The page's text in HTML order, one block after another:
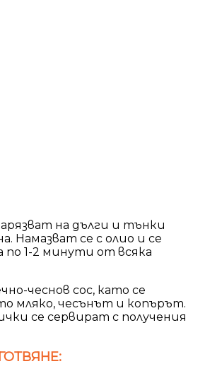
на дълги и тънки
Намазват се с олио и се
по 1-2 минути от всяка
чеснов сос, като се
мляко, чесънът и копърът.
се сервират с получения